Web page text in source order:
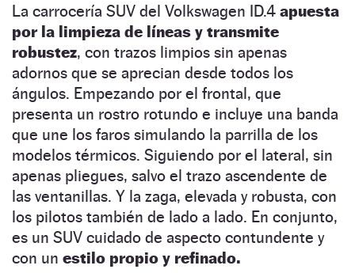
La carrocería SUV del Volkswagen ID.4 apuesta
por la limpieza de líneas y transmite
robustez, con trazos limpios sin apenas
adornos que se aprecian desde todos los
ángulos. Empezando por el frontal, que
presenta un rostro rotundo e incluye una banda
que une los faros simulando la parrilla de los
modelos térmicos. Siguiendo por el lateral, sin
apenas pliegues, salvo el trazo ascendente de
las ventanillas. Y la zaga, elevada y robusta, con
los pilotos también de lado a lado. En conjunto,
es un SUV cuidado de aspecto contundente y
con un estilo propio y refinado.